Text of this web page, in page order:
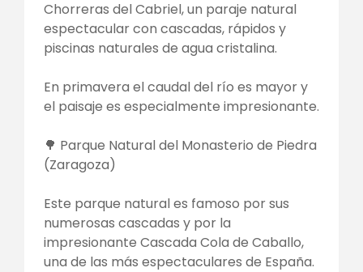
Chorreras del Cabriel, un paraje natural
espectacular con cascadas, rápidos y
piscinas naturales de agua cristalina.
En primavera el caudal del río es mayor y
el paisaje es especialmente impresionante.
🌳 Parque Natural del Monasterio de Piedra
(Zaragoza)
Este parque natural es famoso por sus
numerosas cascadas y por la
impresionante Cascada Cola de Caballo,
una de las más espectaculares de España.